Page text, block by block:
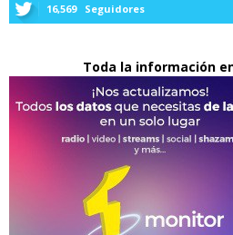
16,569 Seguidores
Toda la información